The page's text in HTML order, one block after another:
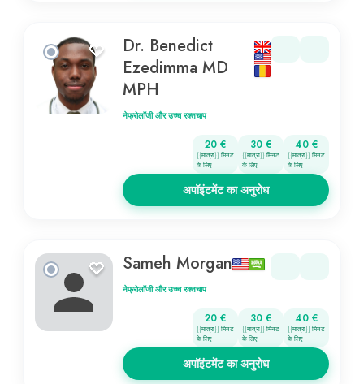
Dr. Benedict
Ezedimma MD
MPH
नेफ्रोलॉजी और उच्च रक्तचाप
20 €
{{मात्रा}} मिनट
के लिए
30 €
{{मात्रा}} मिनट
के लिए
40 €
{{मात्रा}} मिनट
के लिए
अपॉइंटमेंट का अनुरोध
Sameh Morgan
नेफ्रोलॉजी और उच्च रक्तचाप
20 €
{{मात्रा}} मिनट
के लिए
30 €
{{मात्रा}} मिनट
के लिए
40 €
{{मात्रा}} मिनट
के लिए
अपॉइंटमेंट का अनुरोध